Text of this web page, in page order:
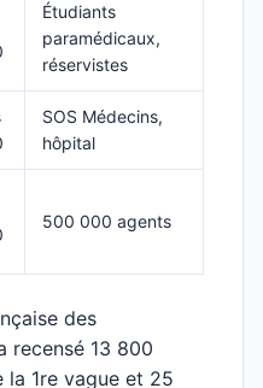
Étudiants
paramédicaux,
réservistes
SOS Médecins,
hôpital
500 000 agents
des
recensé 13 800
la 1re vague et 25